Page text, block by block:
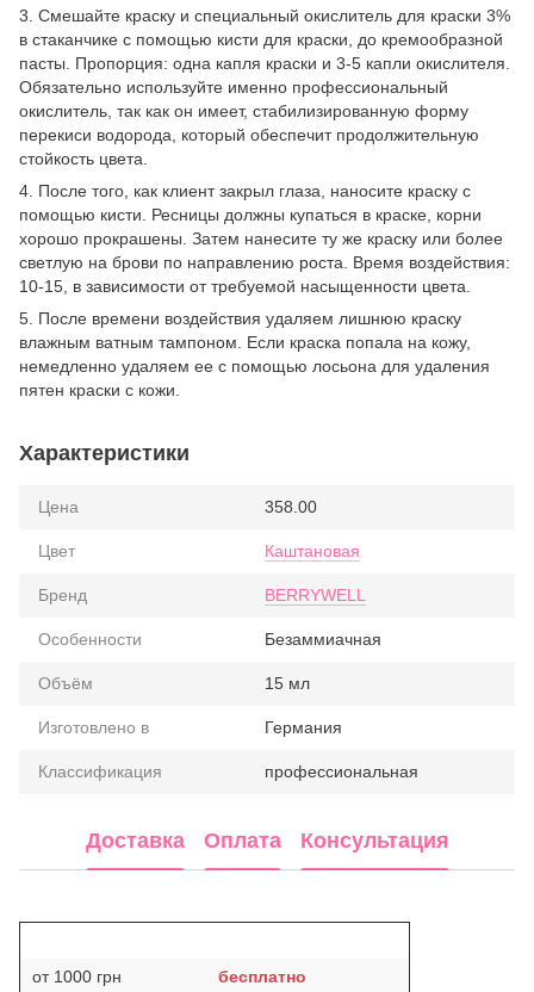
3. Смешайте краску и специальный окислитель для краски 3%
в стаканчике с помощью кисти для краски, до кремообразной
пасты. Пропорция: одна капля краски и 3-5 капли окислителя.
Обязательно используйте именно профессиональный
окислитель, так как он имеет, стабилизированную форму
перекиси водорода, который обеспечит продолжительную
стойкость цвета.
4. После того, как клиент закрыл глаза, наносите краску с
помощью кисти. Ресницы должны купаться в краске, корни
хорошо прокрашены. Затем нанесите ту же краску или более
светлую на брови по направлению роста. Время воздействия:
10-15, в зависимости от требуемой насыщенности цвета.
5. После времени воздействия удаляем лишнюю краску
влажным ватным тампоном. Если краска попала на кожу,
немедленно удаляем ее с помощью лосьона для удаления
пятен краски с кожи.
Характеристики
Цена 358.00
Цвет Каштановая
Бренд BERRYWELL
Особенности Безаммиачная
Объём 15 мл
Изготовлено в Германия
Классификация профессиональная
Доставка Оплата Консультация
от 1000 грн
бесплатно